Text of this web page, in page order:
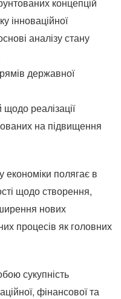
інноваційної
аналізу стану
державної
реалізації
на підвищення
економіки полягає в
щодо створення,
нових
процесів як головних
сукупність
фінансової та